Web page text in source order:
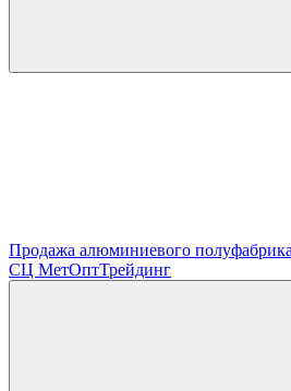
Продажа алюминиевого
СЦ МетОптТрейдинг